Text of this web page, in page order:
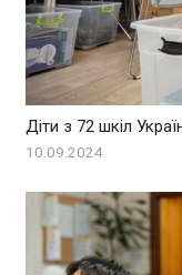
Діти з 72 шкіл
10.09.2024